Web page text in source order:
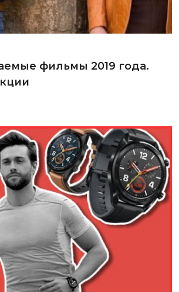
фильмы 2019 года.